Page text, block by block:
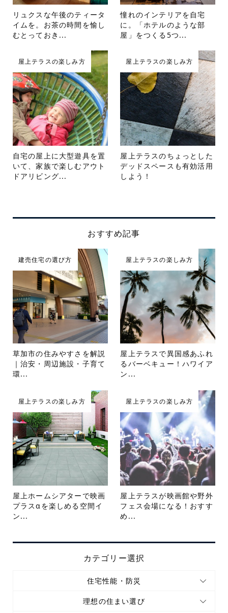
リュクスな午後のティータ
イムを。お茶の時間を愉し
むとっておき...
憧れのインテリアを自宅
に。「ホテルのような部
屋」をつくる5つ...
屋上テラスの楽しみ方
自宅の屋上に大型遊具を置
いて、家族で楽しむアウト
ドアリビング...
屋上テラスの楽しみ方
屋上テラスのちょっとした
デッドスペースも有効活用
しよう！
おすすめ記事
建売住宅の選び方
草加市の住みやすさを解説
｜治安・周辺施設・子育て
環...
屋上テラスの楽しみ方
屋上テラスで異国感あふれ
るバーベキュー！ハワイア
ン...
屋上テラスの楽しみ方
屋上ホームシアターで映画
プラスαを楽しめる空間イ
ン...
屋上テラスの楽しみ方
屋上テラスが映画館や野外
フェス会場になる！おすす
め...
カテゴリー選択
住宅性能・防災
理想の住まい選び